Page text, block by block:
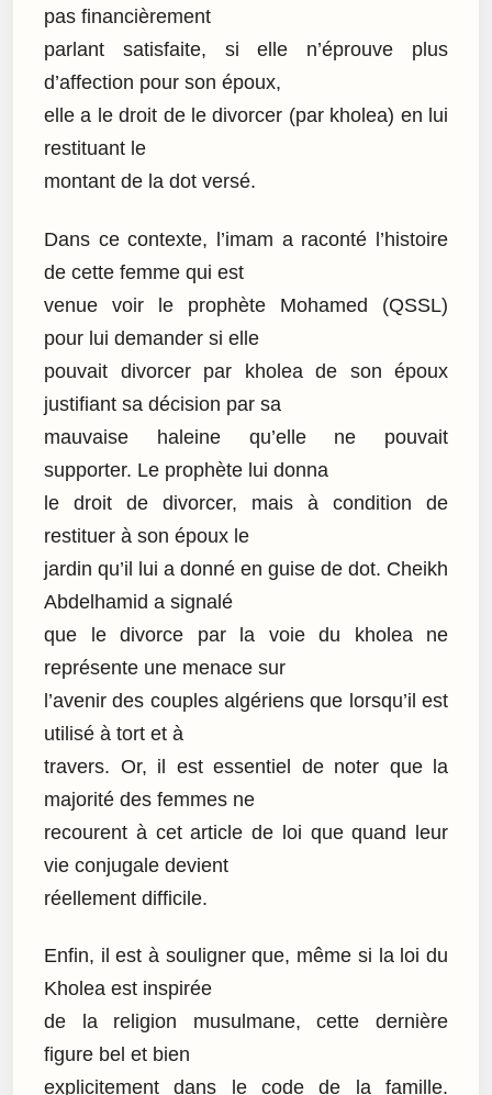
pas financièrement
parlant satisfaite, si elle n’éprouve plus
d’affection pour son époux,
elle a le droit de le divorcer (par kholea) en lui
restituant le
montant de la dot versé.
Dans ce contexte, l’imam a raconté l’histoire
de cette femme qui est
venue voir le prophète Mohamed (QSSL)
pour lui demander si elle
pouvait divorcer par kholea de son époux
justifiant sa décision par sa
mauvaise haleine qu’elle ne pouvait
supporter. Le prophète lui donna
le droit de divorcer, mais à condition de
restituer à son époux le
jardin qu’il lui a donné en guise de dot. Cheikh
Abdelhamid a signalé
que le divorce par la voie du kholea ne
représente une menace sur
l’avenir des couples algériens que lorsqu’il est
utilisé à tort et à
travers. Or, il est essentiel de noter que la
majorité des femmes ne
recourent à cet article de loi que quand leur
vie conjugale devient
réellement difficile.
Enfin, il est à souligner que, même si la loi du
Kholea est inspirée
de la religion musulmane, cette dernière
figure bel et bien
explicitement dans le code de la famille.